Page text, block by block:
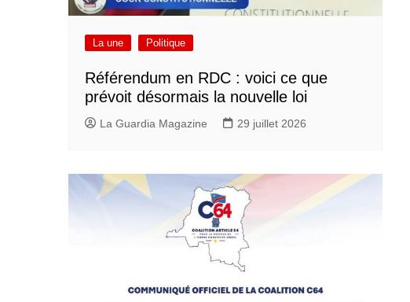
La une Politique
Référendum en RDC : voici ce que
prévoit désormais la nouvelle loi
La Guardia Magazine 29 juillet 2026